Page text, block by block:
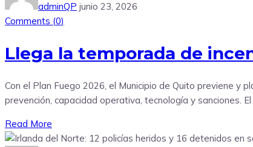
adminQP junio 23, 2026
Comments (0)
Llega la temporada de
Con el Plan Fuego 2026, el Municipio de Quito previene y
prevención, capacidad operativa, tecnología y sanciones.
Read More